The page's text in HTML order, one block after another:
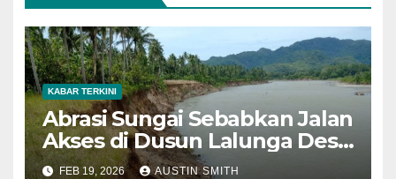
KABAR TERKINI
Abrasi Sungai Sebabkan Jalan
Akses di Dusun Lalunga Desa
Datahu Amblas
FEB 19, 2026 AUSTIN SMITH